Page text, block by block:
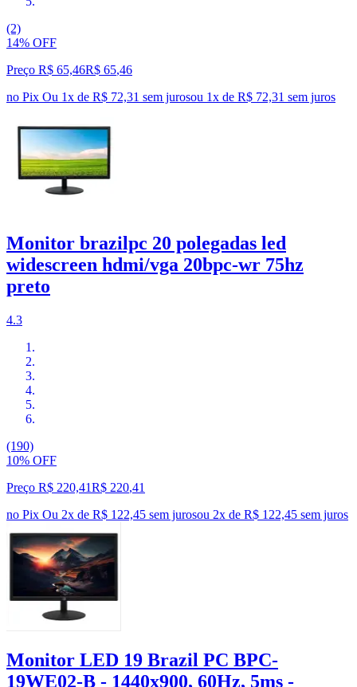
(2)
14% OFF
Preço R$ 65,46R$ 65,46
no Pix Ou 1x de R$ 72,31 sem jurosou 1x de R$ 72,31 sem juros
Monitor brazilpc 20 polegadas led
widescreen hdmi/vga 20bpc-wr 75hz
preto
4.3
(190)
10% OFF
Preço R$ 220,41R$ 220,41
no Pix Ou 2x de R$ 122,45 sem jurosou 2x de R$ 122,45 sem juros
Monitor LED 19 Brazil PC BPC-
19WE02-B - 1440x900, 60Hz, 5ms -